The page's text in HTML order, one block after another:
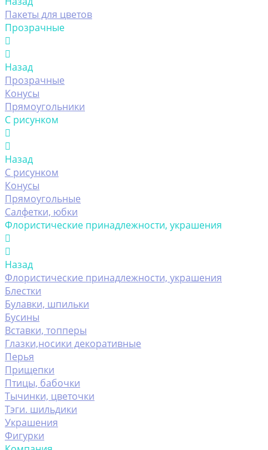
Пакеты для цветов
Прозрачные
Назад
Прозрачные
Конусы
Прямоугольники
С рисунком
Назад
С рисунком
Конусы
Прямоугольные
Салфетки, юбки
Флористические принадлежности, украшения
Назад
Флористические принадлежности, украшения
Блестки
Булавки, шпильки
Бусины
Вставки, топперы
Глазки,носики декоративные
Перья
Прищепки
Птицы, бабочки
Тычинки, цветочки
Тэги. шильдики
Украшения
Фигурки